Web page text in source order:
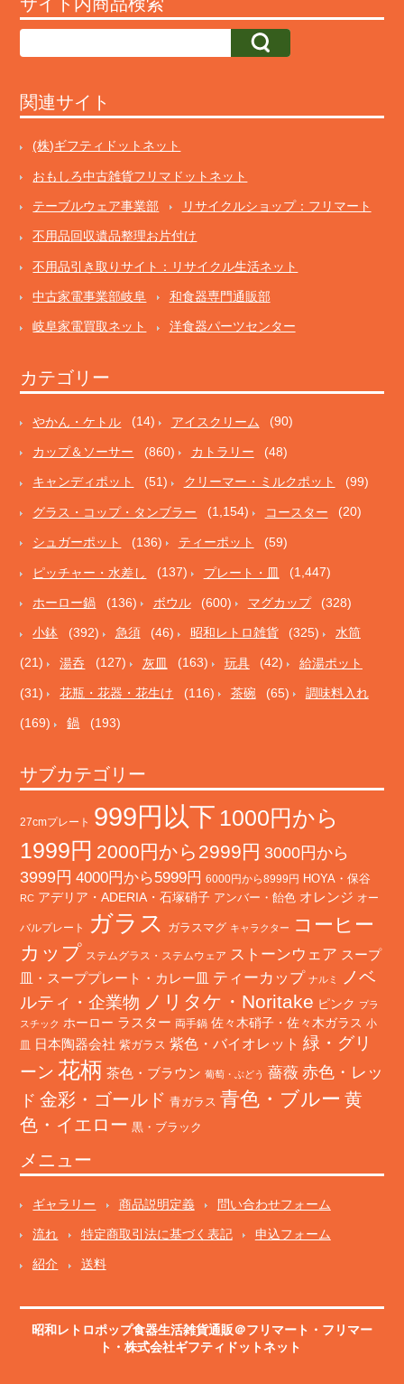
関連サイト
(株)ギフティドットネット
おもしろ中古雑貨フリマドットネット
テーブルウェア事業部 リサイクルショップ：フリマート
不用品回収遺品整理お片付け
不用品引き取りサイト：リサイクル生活ネット
中古家電事業部岐阜 和食器専門通販部
岐阜家電買取ネット 洋食器パーツセンター
カテゴリー
やかん・ケトル (14) アイスクリーム (90)
カップ＆ソーサー (860) カトラリー (48)
キャンディポット (51) クリーマー・ミルクポット (99)
グラス・コップ・タンブラー (1,154) コースター (20)
シュガーポット (136) ティーポット (59)
ピッチャー・水差し (137) プレート・皿 (1,447)
ホーロー鍋 (136) ボウル (600) マグカップ (328)
小鉢 (392) 急須 (46) 昭和レトロ雑貨 (325) 水筒
(21) 湯呑 (127) 灰皿 (163) 玩具 (42) 給湯ポット
(31) 花瓶・花器・花生け (116) 茶碗 (65) 調味料入れ
(169) 鍋 (193)
サブカテゴリー
27cmプレート 999円以下 1000円から
1999円 2000円から2999円 3000円から
3999円 4000円から5999円 6000円から8999円 HOYA・保谷
RC アデリア・ADERIA・石塚硝子 アンバー・飴色 オレンジ オー
バルプレート ガラス ガラスマグ キャラクター
コーヒー
カップ ステムグラス・ステムウェア ストーンウェア スープ
皿・スーププレート・カレー皿 ティーカップ ナルミ
ノベ
ルティ・企業物 ノリタケ・Noritake ピンク プラ
スチック ホーロー ラスター 両手鍋 佐々木硝子・佐々木ガラス 小
皿
日本陶器会社 紫ガラス 紫色・バイオレット 緑・グリ
ーン 花柄 茶色・ブラウン 葡萄・ぶどう 薔薇 赤色・レッ
ド 金彩・ゴールド 青ガラス 青色・ブルー 黄
色・イエロー 黒・ブラック
メニュー
ギャラリー 商品説明定義 問い合わせフォーム
流れ 特定商取引法に基づく表記 申込フォーム
紹介 送料
昭和レトロポップ食器生活雑貨通販＠フリマート ・ フリマー
ト ・株式会社ギフティドットネット